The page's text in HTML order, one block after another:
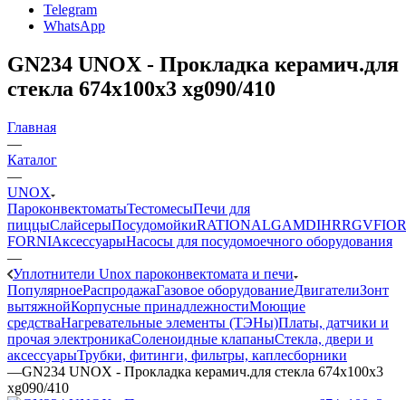
Telegram
WhatsApp
GN234 UNOX - Прокладка керамич.для
стекла 674x100x3 xg090/410
Главная
—
Каталог
—
UNOX
ПароконвектоматыТестомесыПечи для
пиццыСлайсерыПосудомойкиRATIONALGAMDIHRRGV
FORNIАксессуарыНасосы для посудомоечного оборудования
—
Уплотнители Unox пароконвектомата и печи
ПопулярноеРаспродажаГазовое оборудованиеДвигателиЗонт
вытяжнойКорпусные принадлежностиМоющие
средстваНагревательные элементы (ТЭНы)Платы, датчики и
прочая электроникаСоленоидные клапаныСтекла, двери и
аксессуарыТрубки, фитинги, фильтры, каплесборники
—GN234 UNOX - Прокладка керамич.для стекла 674x100x3
xg090/410